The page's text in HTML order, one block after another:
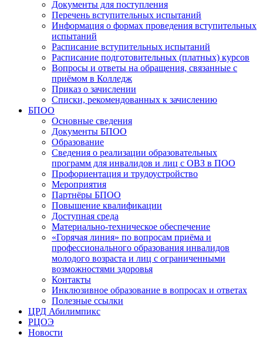
Документы для поступления
Перечень вступительных испытаний
Информация о формах проведения вступительных
испытаний
Расписание вступительных испытаний
Расписание подготовительных (платных) курсов
Вопросы и ответы на обращения, связанные с
приёмом в Колледж
Приказ о зачислении
Списки, рекомендованных к зачислению
БПОО
Основные сведения
Документы БПОО
Образование
Сведения о реализации образовательных
программ для инвалидов и лиц с ОВЗ в ПОО
Профориентация и трудоустройство
Мероприятия
Партнёры БПОО
Повышение квалификации
Доступная среда
Материально-техническое обеспечение
«Горячая линия» по вопросам приёма и
профессионального образования инвалидов
молодого возраста и лиц с ограниченными
возможностями здоровья
Контакты
Инклюзивное образование в вопросах и ответах
Полезные ссылки
ЦРД Абилимпикс
РЦОЭ
Новости